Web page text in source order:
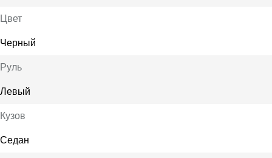
Цвет
Черный
Руль
Левый
Кузов
Седан